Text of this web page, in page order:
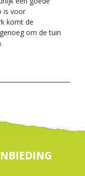
is voor
komt de
om de tuin